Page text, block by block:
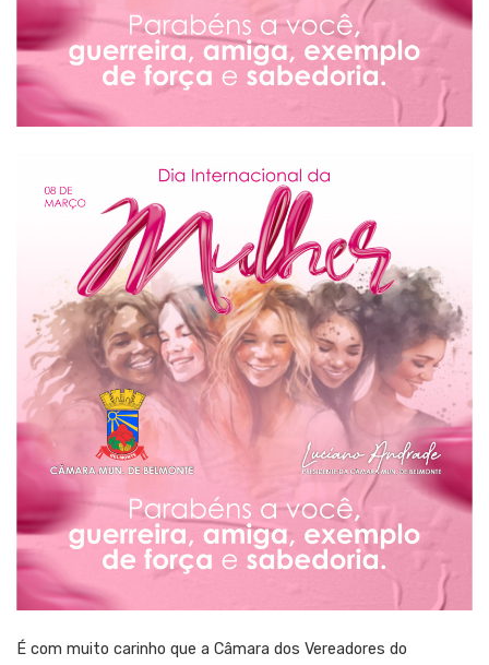
É com muito carinho que a Câmara dos Vereadores do